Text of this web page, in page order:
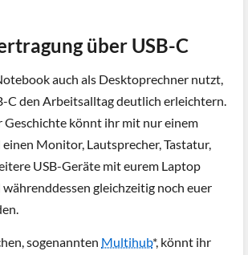
über USB-C
auch als Desktoprechner nutzt,
C den Arbeitsalltag deutlich erleichtern.
Geschichte könnt ihr mit nur einem
Monitor, Lautsprecher, Tastatur,
USB-Geräte mit eurem Laptop
gleichzeitig noch euer
sogenannten Multihub*, könnt ihr